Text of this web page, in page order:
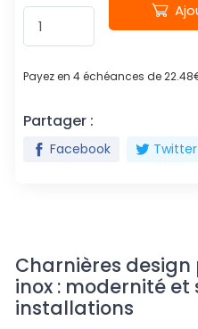
Payez en 4 échéances de
Partager :
Facebook Twitter
Charnières
inox : modernité et
installations